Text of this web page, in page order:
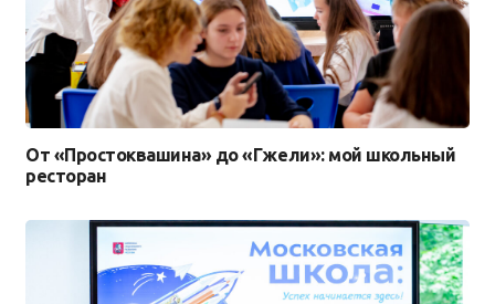
От «Простоквашина» до «Гжели»: мой школьный
ресторан